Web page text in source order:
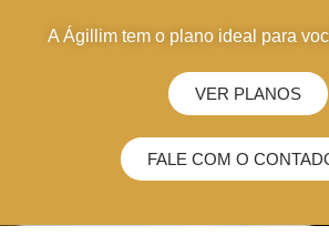
A Ágillim tem o plano ideal para
VER PLANOS
FALE COM O